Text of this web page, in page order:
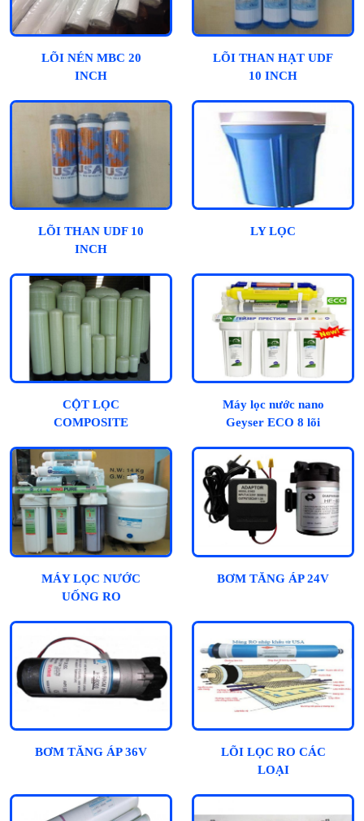
LÕI NÉN MBC 20
INCH
LÕI THAN HẠT UDF
10 INCH
LÕI THAN UDF 10
INCH
LY LỌC
CỘT LỌC
COMPOSITE
Máy lọc nước nano
Geyser ECO 8 lõi
MÁY LỌC NƯỚC
UỐNG RO
BƠM TĂNG ÁP 24V
BƠM TĂNG ÁP 36V
LÕI LỌC RO CÁC
LOẠI